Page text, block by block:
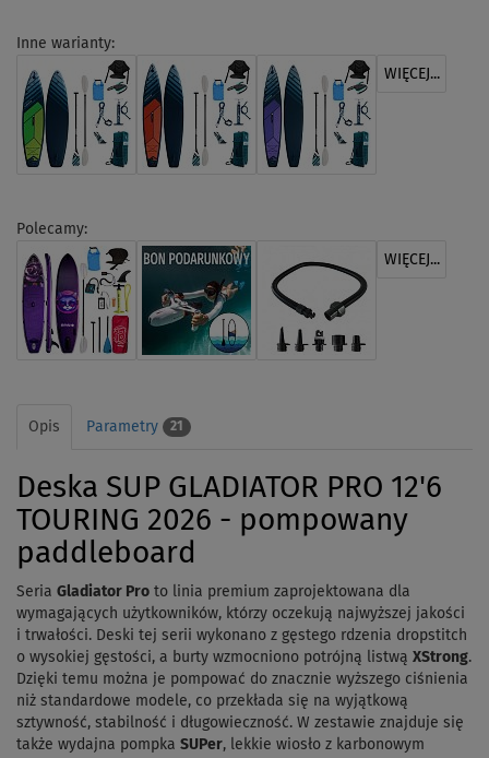
Inne warianty:
WIĘCEJ...
Polecamy:
WIĘCEJ...
Opis Parametry 21
Deska SUP GLADIATOR PRO 12'6
TOURING 2026 - pompowany
paddleboard
Seria Gladiator Pro to linia premium zaprojektowana dla
wymagających użytkowników, którzy oczekują najwyższej jakości
i trwałości. Deski tej serii wykonano z gęstego rdzenia dropstitch
o wysokiej gęstości, a burty wzmocniono potrójną listwą XStrong.
Dzięki temu można je pompować do znacznie wyższego ciśnienia
niż standardowe modele, co przekłada się na wyjątkową
sztywność, stabilność i długowieczność. W zestawie znajduje się
także wydajna pompka SUPer, lekkie wiosło z karbonowym